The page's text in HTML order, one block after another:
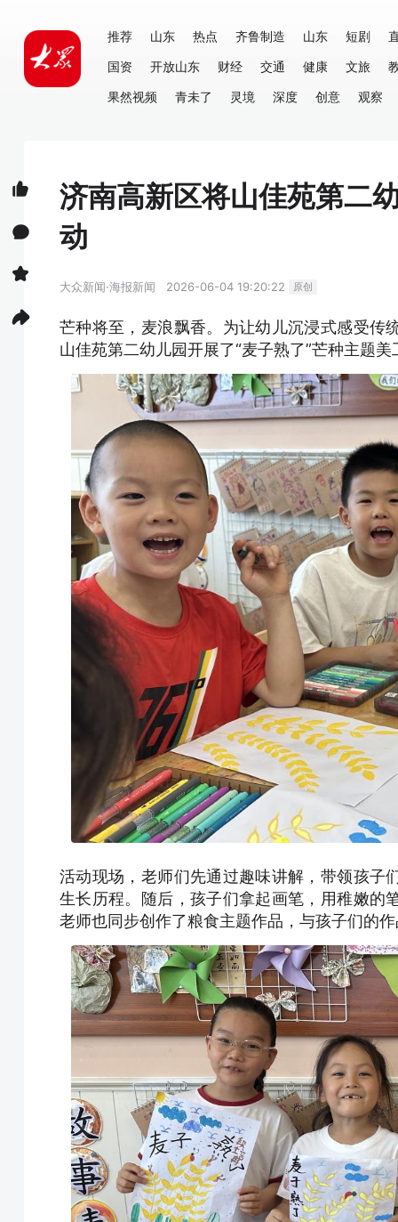
推荐 山东 热点 齐鲁制造 山东 短剧
国资
开放山东 财经 交通 健康 文旅
果然视频
青未了 灵境 深度 创意 观察
济南高新区将山佳苑第二
动
大众新闻·海报新闻 2026-06-04 19:20:22 原创
芒种将至，麦浪飘香。为让幼儿沉浸式感受传
山佳苑第二幼儿园开展了“麦子熟了”芒种主题美
活动现场，老师们先通过趣味讲解，带领孩子
生长历程。随后，孩子们拿起画笔，用稚嫩的
老师也同步创作了粮食主题作品，与孩子们的